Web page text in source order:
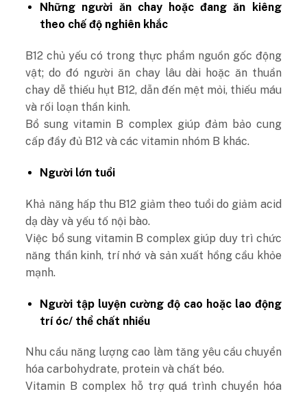
Những người ăn chay hoặc đang ăn kiêng
theo chế độ nghiên khắc
B12 chủ yếu có trong thực phẩm nguồn gốc động
vật; do đó người ăn chay lâu dài hoặc ăn thuần
chay dễ thiếu hụt B12, dẫn đến mệt mỏi, thiếu máu
và rối loạn thần kinh.
Bổ sung vitamin B complex giúp đảm bảo cung
cấp đầy đủ B12 và các vitamin nhóm B khác.
Người lớn tuổi
Khả năng hấp thu B12 giảm theo tuổi do giảm acid
dạ dày và yếu tố nội bào.
Việc bổ sung vitamin B complex giúp duy trì chức
năng thần kinh, trí nhớ và sản xuất hồng cầu khỏe
mạnh.
Người tập luyện cường độ cao hoặc lao động
trí óc/ thể chất nhiều
Nhu cầu năng lượng cao làm tăng yêu cầu chuyển
hóa carbohydrate, protein và chất béo.
Vitamin B complex hỗ trợ quá trình chuyển hóa